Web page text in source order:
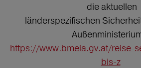
die aktuellen
länderspezifischen
https://www.bmeia.gv.at/reise-
bis-z